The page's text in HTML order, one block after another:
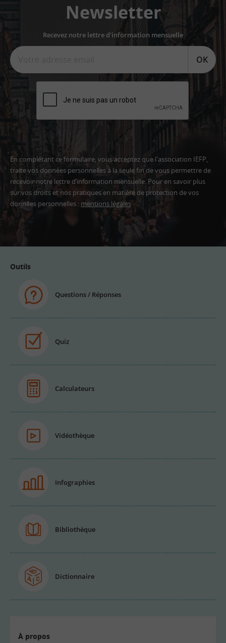
Newsletter
Recevez notre lettre d'information mensuelle
OK
En complétant ce formulaire, vous acceptez que l'association IEFP,
traite vos données personnelles à la seule fin de vous permettre de
recevoir notre lettre d’information mensuelle. Pour en savoir plus
sur vos droits et nos pratiques en matière de protection de vos
données personnelles : mentions légales
Outils
Questions / Réponses
Quiz
Calculateurs
Vidéothèque
Infographies
Bibliothèque
Dictionnaire
À propos